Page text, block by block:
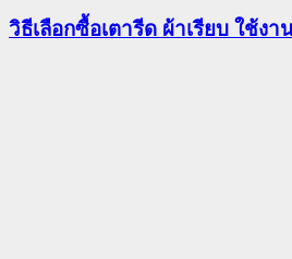
วิธีเลือกซื้อเตารีด ผ้าเรียบ ใช้งา